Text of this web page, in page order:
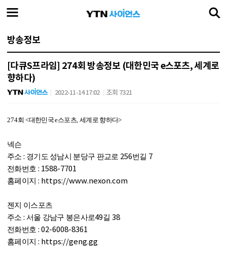
방송정보
[다큐S프라임] 274회 방송정보 (대한민국 e스포츠, 세계로
향하다)
2022-11-14 17:02 조회 7321
274회 <대한민국e스포츠 ,세계로 향하다>
넥슨
주소 : 경기도 성남시 분당구 판교로 256번길 7
전화번호 : 1588-7701
홈페이지 : https://www.nexon.com
젠지 이스포츠
주소 : 서울 강남구 봉은사로49길 38
전화번호 : 02-6008-8361
홈페이지 : https://geng.gg